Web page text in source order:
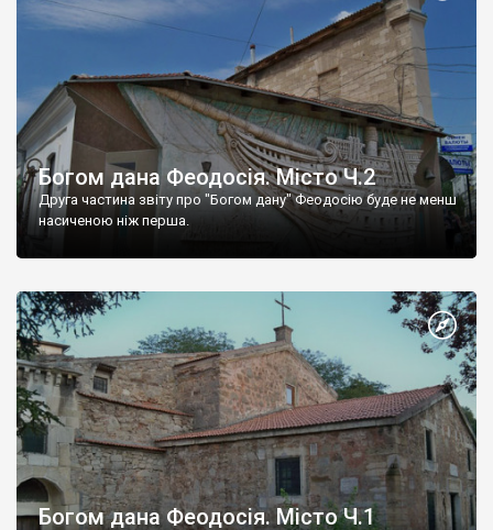
Богом дана Феодосія. Місто Ч.2
Друга частина звіту про "Богом дану" Феодосію буде не менш
насиченою ніж перша.
Богом дана Феодосія. Місто Ч.1